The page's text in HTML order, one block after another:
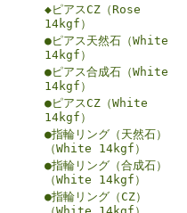
◆ピアスCZ（Rose
14kgf）
●ピアス天然石（White
14kgf）
●ピアス合成石（White
14kgf）
●ピアスCZ（White
14kgf）
●指輪リング（天然石）
（White 14kgf）
●指輪リング（合成石）
（White 14kgf）
●指輪リング（CZ）